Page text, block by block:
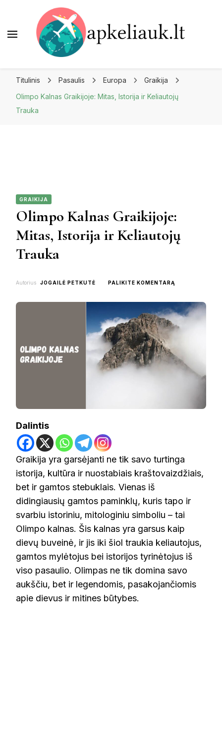
Titulinis Pasaulis Europa
Graikija
Olimpo Kalnas Graikijoje: Mitas, Istorija ir Keliautojų
Trauka
GRAIKIJA
Olimpo Kalnas Graikijoje:
Mitas, Istorija ir Keliautojų
Trauka
Autorius JOGAILĖ PETKUTĖ PALIKITE KOMENTARĄ
GRAIKIJOJE:
MITAS,
ISTORIJA
Dalintis
Graikija yra garsėjanti ne tik savo turtinga
istorija, kultūra ir nuostabiais kraštovaizdžiais,
bet ir gamtos stebuklais. Vienas iš
didingiausių gamtos paminklų, kuris tapo ir
svarbiu istoriniu, mitologiniu simboliu – tai
Olimpo kalnas. Šis kalnas yra garsus kaip
dievų buveinė, ir jis iki šiol traukia keliautojus,
gamtos mylėtojus bei istorijos tyrinėtojus iš
viso pasaulio. Olimpas ne tik domina savo
aukščiu, bet ir legendomis, pasakojančiomis
apie dievus ir mitines būtybes.